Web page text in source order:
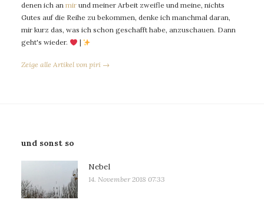
denen ich an mir und meiner Arbeit zweifle und meine, nichts
Gutes auf die Reihe zu bekommen, denke ich manchmal daran,
mir kurz das, was ich schon geschafft habe, anzuschauen. Dann
geht's wieder.
|
Zeige alle Artikel von piri →
und sonst so
Nebel
14. November 2018 07:33